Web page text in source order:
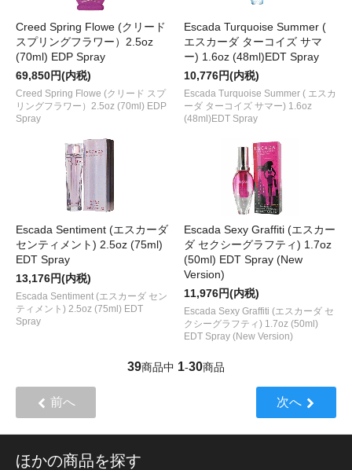
Creed Spring Flowe (クリード
スプリングフラワー）2.5oz
(70ml) EDP Spray
69,850円(内税)
Creed Spring Flowe (クリード スプ
リングフラワー）2.5oz (70ml) EDP
Spray
Escada Turquoise Summer (
エスカーダ ターコイズ サマ
ー) 1.6oz (48ml)EDT Spray
10,776円(内税)
Escada Turquoise Summer ( エスカ
ーダ ターコイズ サマー) 1.6oz
(48ml)EDT Spray
Escada Sentiment (エスカーダ
センティメント) 2.5oz (75ml)
EDT Spray
13,176円(内税)
Escada Sentiment (エスカーダ セン
ティメント) 2.5oz (75ml) EDT
Spray
Escada Sexy Graffiti (エスカー
ダ セクシーグラフティ) 1.7oz
(50ml) EDT Spray (New
Version)
11,976円(内税)
Escada Sexy Graffiti (エスカーダ セ
クシーグラフティ) 1.7oz (50ml)
EDT Spray (New Version)
39商品中 1-30商品
前へ 次へ
ほかの商品を探す